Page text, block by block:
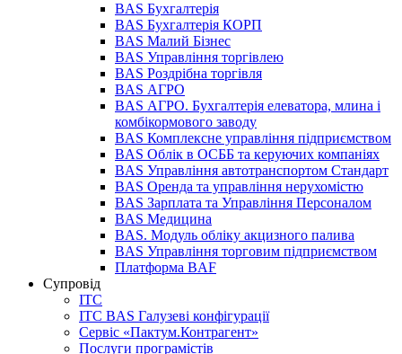
BAS Бухгалтерія
BAS Бухгалтерія КОРП
BAS Малий Бізнес
BAS Управління торгівлею
BAS Роздрібна торгівля
BAS АГРО
BAS АГРО. Бухгалтерія елеватора, млина і
комбікормового заводу
BAS Комплексне управління підприємством
BAS Облік в ОСББ та керуючих компаніях
BAS Управління автотранспортом Стандарт
BAS Оренда та управління нерухомістю
BAS Зарплата та Управління Персоналом
BAS Медицина
BAS. Модуль обліку акцизного палива
BAS Управління торговим підприємством
Платформа BAF
Супровід
ІТС
ІТС BAS Галузеві конфігурації
Сервіс «Пактум.Контрагент»
Послуги програмістів